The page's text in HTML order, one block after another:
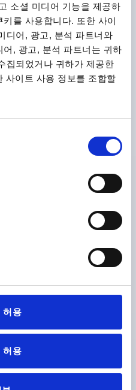
소셜 미디어 기능을 제공하
를 사용합니다. 또한 사이
디어, 광고, 분석 파트너와
, 광고, 분석 파트너는 귀하
집되었거나 귀하가 제공한
사이트 사용 정보를 조합할
허용
허용
POWERED 76X40
range